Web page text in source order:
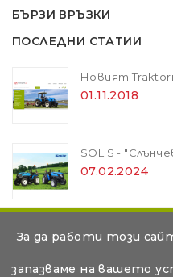
За да работи този
запазваме на вашето
БЪРЗИ ВРЪЗКИ
ПОСЛЕДНИ СТАТИИ
01.11.2018
01.11.2018
SOLIS -
07.02.2024
01.11.2018
© Съдържанието на тази
разпространението на